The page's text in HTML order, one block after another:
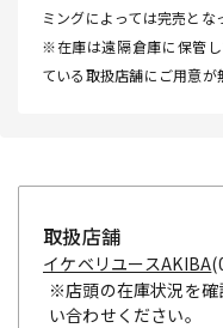
ミングによっては完売とな
※在庫は遠隔倉庫に保管
ている取扱店舗にご用意が
取扱店舗
イケベリユースAKIBA
※店頭の在庫状況を確
い合わせください。